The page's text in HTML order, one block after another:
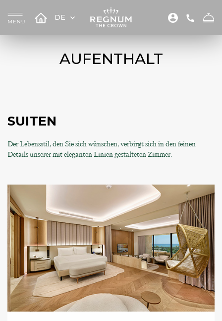
DE
AUFENTHALT
SUITEN
Der Lebensstil, den Sie sich wünschen, verbirgt sich in den feinen
Details unserer mit eleganten Linien gestalteten Zimmer.